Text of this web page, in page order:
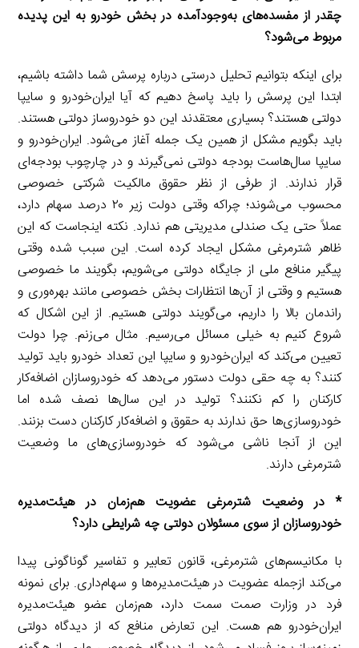
چقدر از مفسده‌های به‌وجودآمده در بخش خودرو به این پدیده
مربوط می‌شود؟
برای اینکه بتوانیم تحلیل درستی درباره پرسش شما داشته باشیم،
ابتدا این پرسش را باید پاسخ دهیم که آیا ایران‌خودرو و سایپا
دولتی هستند؟ بسیاری معتقدند این دو خودروساز دولتی هستند.
باید بگویم مشکل از همین یک جمله آغاز می‌شود. ایران‌خودرو و
سایپا سال‌هاست بودجه دولتی نمی‌گیرند و در چارچوب بودجه‌ای
قرار ندارند. از طرفی از نظر حقوق مالکیت شرکتی خصوصی
محسوب می‌شوند؛ چراکه وقتی دولت زیر ۲۰ درصد سهام دارد،
عملاً حتی یک صندلی مدیریتی هم ندارد. نکته اینجاست که این
ظاهر شترمرغی مشکل ایجاد کرده است. این سبب شده وقتی
پیگیر منافع ملی از جایگاه دولتی می‌شویم، بگویند ما خصوصی
هستیم و وقتی از آن‌ها انتظارات بخش خصوصی مانند بهره‌وری و
راندمان بالا را داریم، می‌گویند دولتی هستیم. از این اشکال که
شروع کنیم به خیلی مسائل می‌رسیم. مثال می‌زنم. چرا دولت
تعیین می‌کند که ایران‌خودرو و سایپا این تعداد خودرو باید تولید
کنند؟ به چه حقی دولت دستور می‌دهد که خودروسازان اضافه‌کار
کارکنان را کم نکنند؟ تولید در این سال‌ها نصف شده اما
خودروسازی‌ها حق ندارند به حقوق و اضافه‌کار کارکنان دست بزنند.
این از آنجا ناشی می‌شود که خودروسازی‌های ما وضعیت
شترمرغی دارند.
* در وضعیت شترمرغی عضویت هم‌زمان در هیئت‌مدیره
خودروسازان از سوی مسئولان دولتی چه شرایطی دارد؟
با مکانیسم‌های شترمرغی، قانون تعابیر و تفاسیر گوناگونی پیدا
می‌کند ازجمله عضویت در هیئت‌مدیره‌ها و سهام‌داری. برای نمونه
فرد در وزارت صمت سمت دارد، هم‌زمان عضو هیئت‌مدیره
ایران‌خودرو هم هست. این تعارض منافع که از دیدگاه دولتی